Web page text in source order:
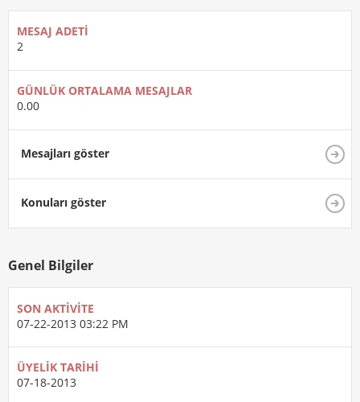
MESAJ ADETI
2
GÜNLÜK ORTALAMA MESAJLAR
0.00
Mesajları göster
Konuları göster
Genel Bilgiler
SON AKTIVITE
07-22-2013 03:22 PM
ÜYELIK TARIHI
07-18-2013